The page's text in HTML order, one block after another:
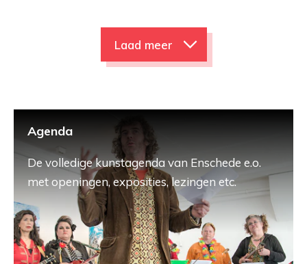
Laad meer
Agenda
De volledige kunstagenda van Enschede e.o.
met openingen, exposities, lezingen etc.